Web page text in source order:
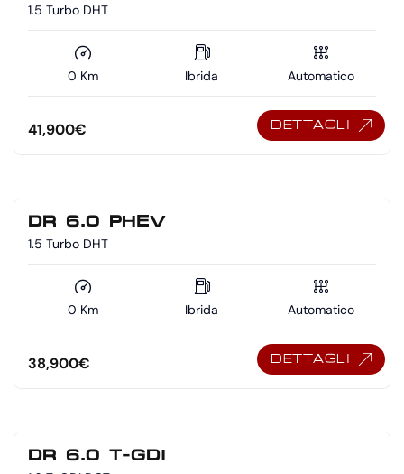
1.5 Turbo DHT
0 Km Ibrida Automatico
41,900€ DETTAGLI
DR 6.0 PHEV
1.5 Turbo DHT
0 Km Ibrida Automatico
38,900€ DETTAGLI
DR 6.0 T-GDI